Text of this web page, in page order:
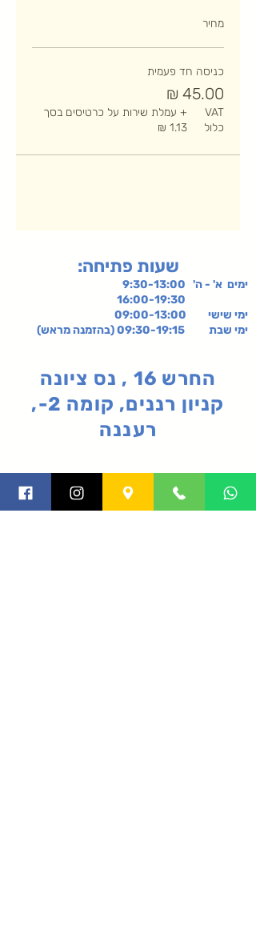
מחיר
כניסה חד פעמית
VAT
כלול
+ עמלת שירות על כרטיסים בסך
‏1.13 ‏₪
:שעות פתיחה
ימים א' - ה' 9:30-13:00
ימי שישי 09:00-13:00
ימי שבת 09:30-19:15 (בהזמנה מראש)
החרש 16 , נס ציונה
קניון רננים, קומה 2-,
רעננה